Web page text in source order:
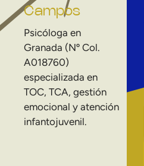
Campos
Psicóloga en
Granada (Nº Col.
A018760)
especializada en
TOC, TCA, gestión
emocional y atención
infantojuvenil.